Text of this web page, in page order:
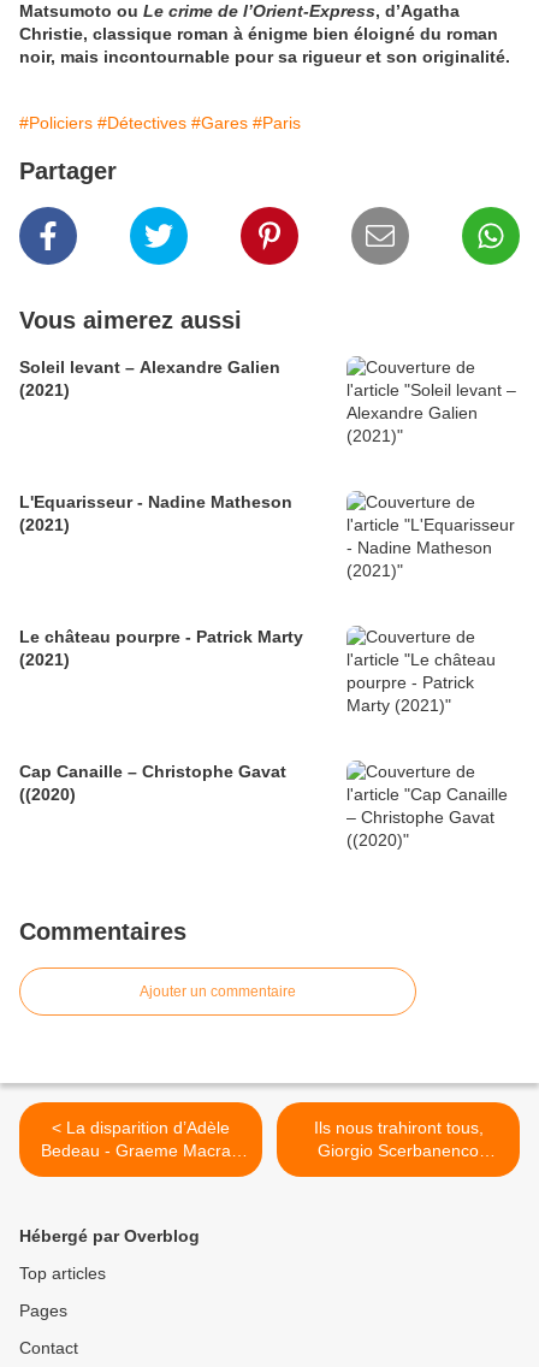
Matsumoto ou Le crime de l’Orient-Express, d’Agatha
Christie, classique roman à énigme bien éloigné du roman
noir, mais incontournable pour sa rigueur et son originalité.
#Policiers #Détectives #Gares #Paris
Partager
Vous aimerez aussi
Soleil levant – Alexandre Galien
(2021)
L'Equarisseur - Nadine Matheson
(2021)
Le château pourpre - Patrick Marty
(2021)
Cap Canaille – Christophe Gavat
((2020)
Commentaires
Ajouter un commentaire
< La disparition d’Adèle
Bedeau - Graeme Macrae
Burnet (2014)
Ils nous trahiront tous,
Giorgio Scerbanenco
(1966) >
Hébergé par Overblog
Top articles
Pages
Contact